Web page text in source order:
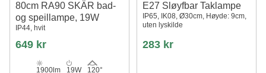
80cm RA90 SKÄR bad-
og speillampe, 19W
IP44, hvit
649 kr
1900lm 19W 120°
E27 Sløyfbar Taklampe
IP65, IK08, Ø30cm, Høyde: 9cm,
uten lyskilde
283 kr